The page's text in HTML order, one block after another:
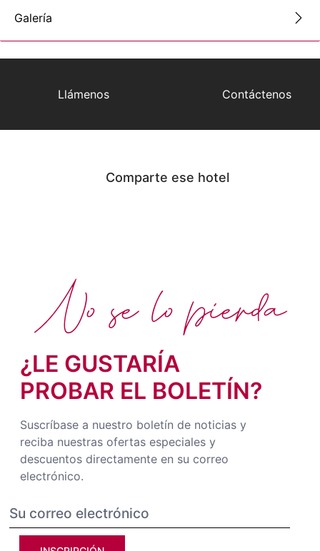
Galería
Llámenos Contáctenos
Comparte ese hotel
¿LE GUSTARÍA
PROBAR EL BOLETÍN?
Suscríbase a nuestro boletín de noticias y
reciba nuestras ofertas especiales y
descuentos directamente en su correo
electrónico.
No se lo pierda